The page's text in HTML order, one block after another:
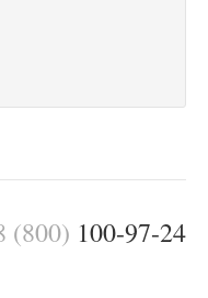
(800) 100-97-24